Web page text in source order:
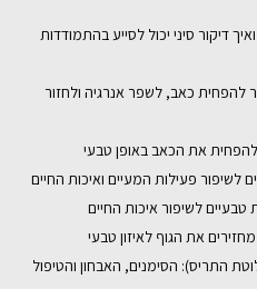
דיקור סיני יכול לסייע בהתמודדות
להפחית כאב, לשפר אנרגיה ולחזור
להפחית את הכאב באופן טבעי
לשיפור פעילות המעיים ואיכות החיים
לשיפור איכות החיים
את הגוף לאיזון טבעי
התריס): הסימנים, האבחון והטיפול